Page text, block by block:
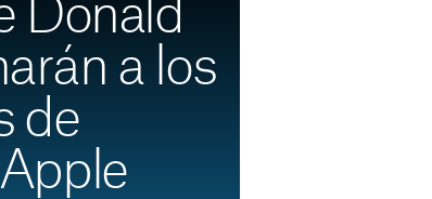
Donald
a los
de